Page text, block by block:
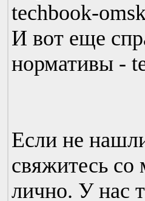
techbook-
И вот еще
нормативы -
Если не
свяжитесь
лично. У нас